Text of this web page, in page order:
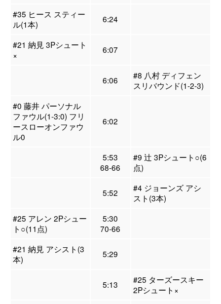
#35 ヒース スティー
ル(1本)
6:24
#21 納見 3Pシュート
×
6:07
6:06
#8 八村 ディフェン
スリバウンド(1-2-3)
#0 藤井 パーソナル
ファウル(1-3:0) フリ
ースローオンファウ
ル0
6:02
5:53
68-66
#9 辻 3Pシュート○(6
点)
5:52
#4 ジョーンズ アシ
スト(3本)
#25 アレン 2Pシュー
ト○(11点)
5:30
70-66
#21 納見 アシスト(3
本)
5:29
5:13
#25 ターズースキー
2Pシュート×